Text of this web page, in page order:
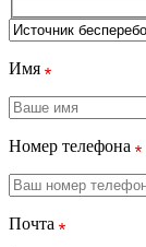
Имя
Номер телефона
Почта